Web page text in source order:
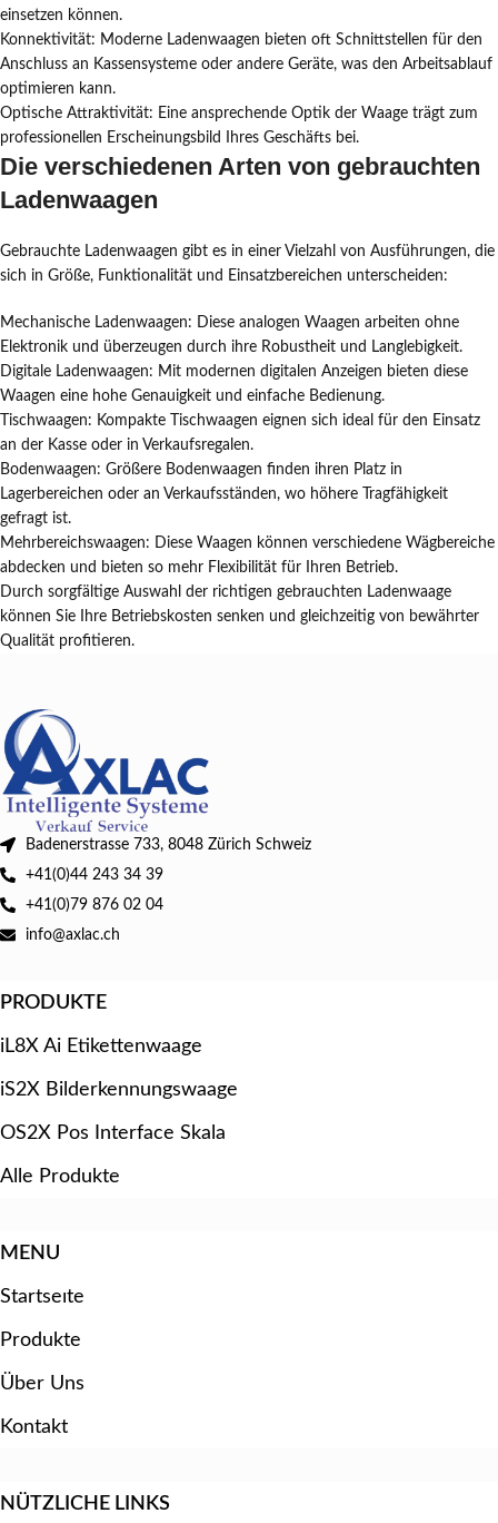
einsetzen können.
Konnektivität: Moderne Ladenwaagen bieten oft Schnittstellen für den
Anschluss an Kassensysteme oder andere Geräte, was den Arbeitsablauf
optimieren kann.
Optische Attraktivität: Eine ansprechende Optik der Waage trägt zum
professionellen Erscheinungsbild Ihres Geschäfts bei.
Die verschiedenen Arten von gebrauchten
Ladenwaagen
Gebrauchte Ladenwaagen gibt es in einer Vielzahl von Ausführungen, die
sich in Größe, Funktionalität und Einsatzbereichen unterscheiden:
Mechanische Ladenwaagen: Diese analogen Waagen arbeiten ohne
Elektronik und überzeugen durch ihre Robustheit und Langlebigkeit.
Digitale Ladenwaagen: Mit modernen digitalen Anzeigen bieten diese
Waagen eine hohe Genauigkeit und einfache Bedienung.
Tischwaagen: Kompakte Tischwaagen eignen sich ideal für den Einsatz
an der Kasse oder in Verkaufsregalen.
Bodenwaagen: Größere Bodenwaagen finden ihren Platz in
Lagerbereichen oder an Verkaufsständen, wo höhere Tragfähigkeit
gefragt ist.
Mehrbereichswaagen: Diese Waagen können verschiedene Wägbereiche
abdecken und bieten so mehr Flexibilität für Ihren Betrieb.
Durch sorgfältige Auswahl der richtigen gebrauchten Ladenwaage
können Sie Ihre Betriebskosten senken und gleichzeitig von bewährter
Qualität profitieren.
Badenerstrasse 733, 8048 Zürich Schweiz
+41(0)44 243 34 39
+41(0)79 876 02 04
info@axlac.ch
PRODUKTE
iL8X Ai Etikettenwaage
iS2X Bilderkennungswaage
OS2X Pos Interface Skala
Alle Produkte
MENU
Startseıte
Produkte
Über Uns
Kontakt
NÜTZLICHE LINKS